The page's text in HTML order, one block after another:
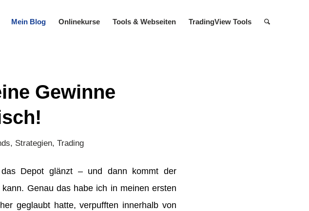
Mein Blog Onlinekurse Tools & Web­seiten TradingView Tools
Gewinne
, Strategien, Trading
Depot glänzt – und dann kommt der
Genau das habe ich in meinen ersten
geglaubt hatte, verpufften innerhalb von